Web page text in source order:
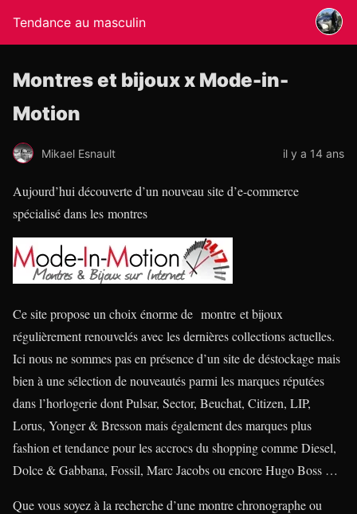
Tendance au masculin
Montres et bijoux x Mode-in-
Motion
Mikael Esnault il y a 14 ans
Aujourd’hui découverte d’un nouveau site d’e-commerce
spécialisé dans les montres
Ce site propose un choix énorme de montre et bijoux
régulièrement renouvelés avec les dernières collections actuelles.
Ici nous ne sommes pas en présence d’un site de déstockage mais
bien à une sélection de nouveautés parmi les marques réputées
dans l’horlogerie dont Pulsar, Sector, Beuchat, Citizen, LIP,
Lorus, Yonger & Bresson mais également des marques plus
fashion et tendance pour les accrocs du shopping comme Diesel,
Dolce & Gabbana, Fossil, Marc Jacobs ou encore Hugo Boss …
Que vous soyez à la recherche d’une montre chronographe ou